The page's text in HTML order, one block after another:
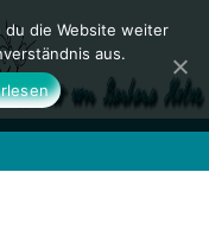
du die Website weiter
aus.